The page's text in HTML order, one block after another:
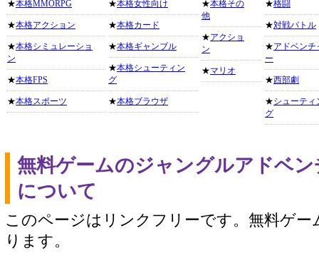
★本格MMORPG
★本格アクション
★本格シミュレーショ
ン
★本格FPS
★本格スポーツ
★本格女性向け
★本格カード
★本格ギャンブル
★本格シューティン
グ
★本格ブラウザ
★本格その
他
★アクショ
ン
★マリオ
★格闘
★対戦バトル
★アドベンチ
ー
★西部劇
★シューティ
グ
無料ゲームのジャングルアドベ
について
このページはリンクフリーです。無料ゲー
ります。